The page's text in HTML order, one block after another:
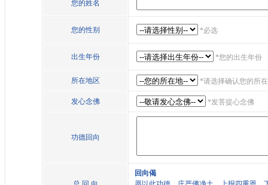
您的姓名
您的性别 *必选
出生年份 *您的出生年份
所在地区 *请选择确认您的所
发心念佛 *发菩提心念佛
功德回向
回向偈